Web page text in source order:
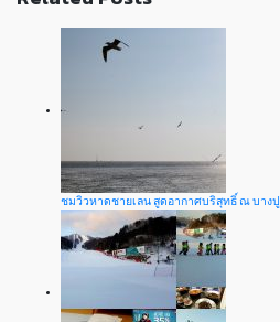
ชมวิวหาดชายเลน สูดอากาศบริสุทธิ์ ณ บางปู